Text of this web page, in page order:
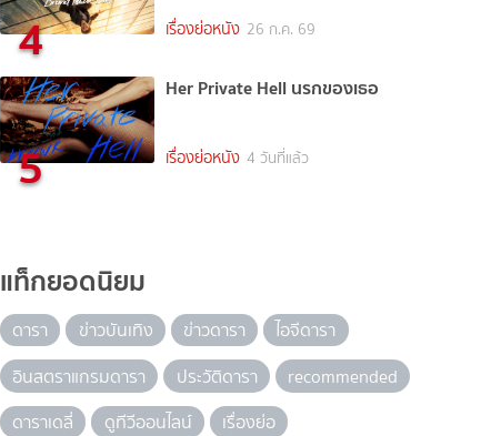
4 เรื่องย่อหนัง 26 ก.ค. 69
5
Her Private Hell นรกของเธอ
เรื่องย่อหนัง 4 วันที่แล้ว
แท็กยอดนิยม
ดารา ข่าวบันเทิง ข่าวดารา
ไอจีดารา
อินสตราแกรมดารา
ประวัติดารา
recommended
ดาราเดลี่
ดูทีวีออนไลน์ เรื่องย่อ